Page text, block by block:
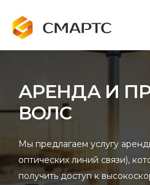
АРЕНДА И
ВОЛС
Мы предлагаем услугу
оптических линий связи),
получить доступ к